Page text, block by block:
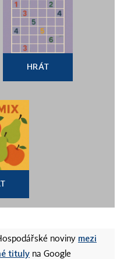
HRÁT
noviny mezi
tituly na Google